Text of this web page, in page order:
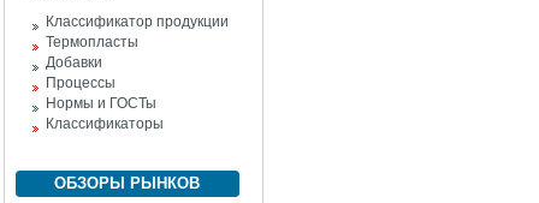
Классификатор продукции
Термопласты
Добавки
Процессы
Нормы и ГОСТы
Классификаторы
ОБЗОРЫ РЫНКОВ